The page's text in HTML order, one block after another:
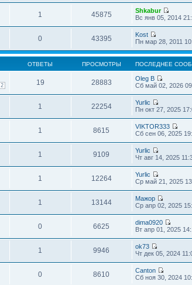
1 45875
Shkabur
Вс янв 05, 2014
0 43395
Kost
Пн мар 28, 2011
ОТВЕТЫ ПРОСМОТРЫ ПОСЛЕДНЕЕ
2 19 28883
Oleg B
Сб май 02, 2026
1 22254
Yurlic
Пн окт 27, 2025
1 8615
VIKTOR333
Сб сен 06, 2025
1 9109
Yurlic
Чт авг 14, 2025
1 12264
Yurlic
Ср май 21, 2025
1 13144
Мажор
Ср апр 02, 2025
0 6625
dima0920
Вт апр 01, 2025
1 9946
ok73
Чт дек 05, 2024
0 8610
Canton
Сб ноя 30, 2024